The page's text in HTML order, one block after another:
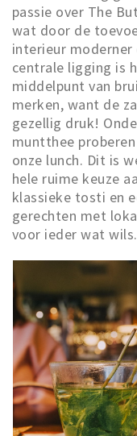
Musea, theaters &
Uitjes & activiteiten
Studentenroutes
Natuurgebieden
Party pics
Eten
Drinken
Slapen
Recreatief
Winkels
Winkelgebieden
Deals
Parkeren
Inloggen
passie over The
wat door de
interieur
centrale ligging is
middelpunt van
merken, want de
gezellig druk!
muntthee
onze lunch. Dit is
hele ruime keuze
klassieke tosti en
gerechten met
voor ieder wat wils.